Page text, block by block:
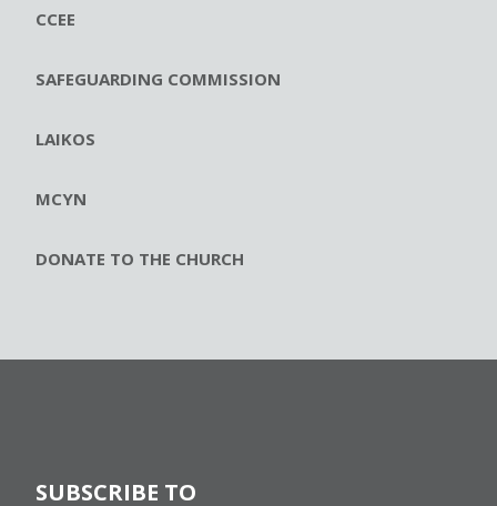
CCEE
SAFEGUARDING COMMISSION
LAIKOS
MCYN
DONATE TO THE CHURCH
SUBSCRIBE TO